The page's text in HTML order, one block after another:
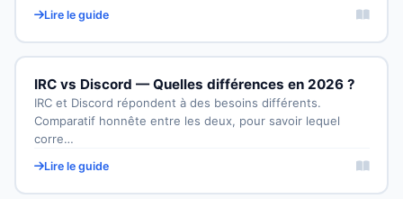
Lire le guide
IRC vs Discord — Quelles différences en 2026 ?
IRC et Discord répondent à des besoins différents.
Comparatif honnête entre les deux, pour savoir lequel
corre…
Lire le guide